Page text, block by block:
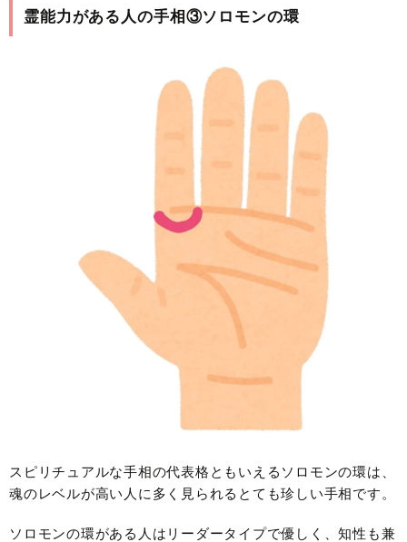
霊能力がある人の手相③ソロモンの環
スピリチュアルな手相の代表格ともいえるソロモンの環は、
魂のレベルが高い人に多く見られるとても珍しい手相です。
ソロモンの環がある人はリーダータイプで優しく、知性も兼